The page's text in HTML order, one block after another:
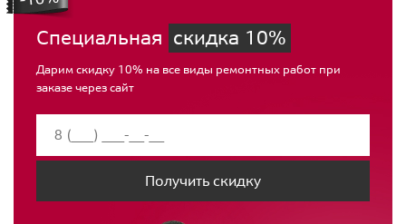
Специальная скидка 10%
Дарим скидку 10% на все виды ремонтных работ при
заказе через сайт
Получить скидку